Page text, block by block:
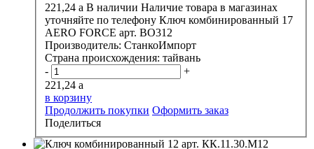
221,24 a В наличии Наличие товара в магазинах
уточняйте по телефону Ключ комбинированный 17
АERO FORCE арт. ВО312
Производитель: СтанкоИмпорт
Страна происхождения: тайвань
-
+
221,24 a
в корзину
Продолжить покупки Оформить заказ
Поделиться